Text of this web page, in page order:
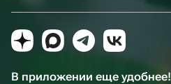
В приложении еще удобнее!